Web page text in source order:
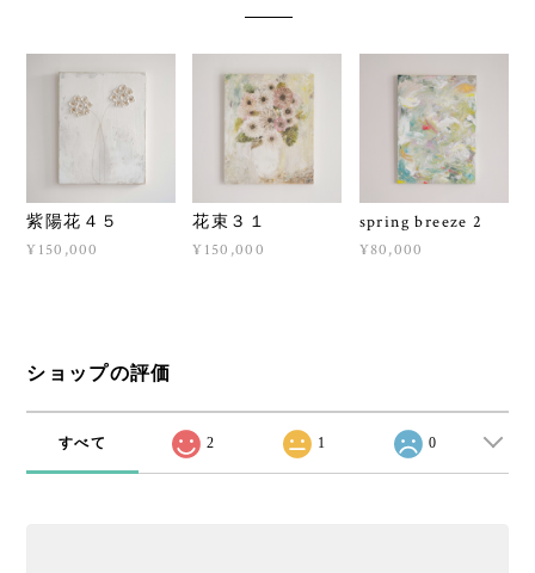
紫陽花４５
¥150,000
花束３１
¥150,000
spring breeze 2
¥80,000
ショップの評価
すべて 2 1 0